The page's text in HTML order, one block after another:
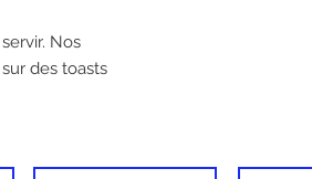
Nos
des toasts